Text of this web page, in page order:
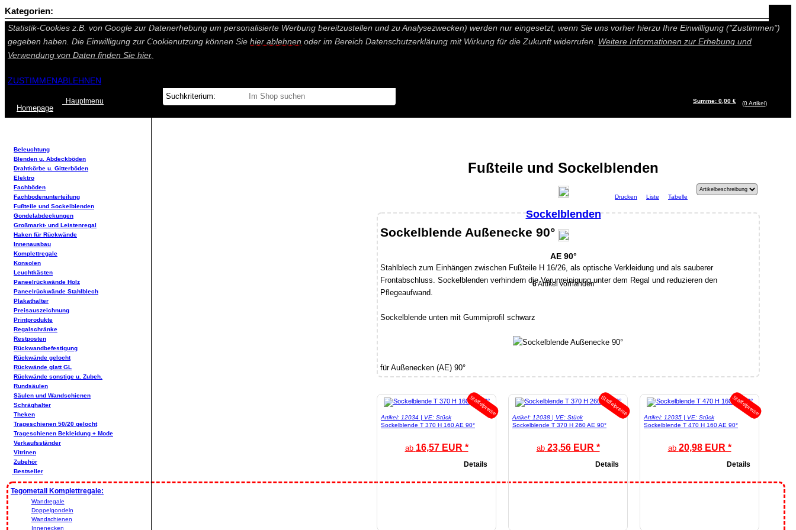
Auf dieser Seite werden technisch notwendige Cookies gesetzt. Technisch nicht notwendige Cookies und Statistik Funktionen, die Ihnen ein besseres und individuelleres Angebot bieten (Marketing- und
Statistik-Cookies z.B. von Google zur Datenerhebung um personalisierte Werbung bereitzustellen und zu Analysezwecken) werden nur eingesetzt, wenn Sie uns vorher hierzu Ihre Einwilligung ("Zustimmen")
gegeben haben. Die Einwilligung zur Cookienutzung können Sie hier ablehnen oder im Bereich Datenschutzerklärung mit Wirkung für die Zukunft widerrufen. Weitere Informationen zur Erhebung und
Verwendung von Daten finden Sie hier.
ZUSTIMMENABLEHNEN
Homepage
Hauptmenu Summe: 0,00 € (0Artikel)
Fußteile und Sockelblenden
Sockelblenden
AE 90°
6Artikel vorhanden
Drucken Liste Tabelle
Sockelblende Außenecke 90°
Stahlblech zum Einhängen zwischen Fußteile H 16/26, als optische Verkleidung und als sauberer
Frontabschluss. Sockelblenden verhindern die Verunreinigung unter dem Regal und reduzieren den
Pflegeaufwand.
Sockelblende unten mit Gummiprofil schwarz
für Außenecken (AE) 90°
Staffelpreise
Artikel: 12034 | VE: Stück
Sockelblende T 370 H 160 AE 90°
ab 16,57 EUR *
Details
Staffelpreise
Artikel: 12038 | VE: Stück
Sockelblende T 370 H 260 AE 90°
ab 23,56 EUR *
Details
Staffelpreise
Artikel: 12035 | VE: Stück
Sockelblende T 470 H 160 AE 90°
ab 20,98 EUR *
Details
Kategorien:
Beleuchtung
Blenden u. Abdeckböden
Drahtkörbe u. Gitterböden
Elektro
Fachböden
Fachbodenunterteilung
Fußteile und Sockelblenden
Gondelabdeckungen
Großmarkt- und Leistenregal
Haken für Rückwände
Innenausbau
Komplettregale
Konsolen
Leuchtkästen
Paneelrückwände Holz
Paneelrückwände Stahlblech
Plakathalter
Preisauszeichnung
Printprodukte
Regalschränke
Restposten
Rückwandbefestigung
Rückwände gelocht
Rückwände glatt GL
Rückwände sonstige u. Zubeh.
Rundsäulen
Säulen und Wandschienen
Schräghalter
Theken
Trageschienen 50/20 gelocht
Trageschienen Bekleidung + Mode
Verkaufsständer
Vitrinen
Zubehör
Bestseller
Tegometall Komplettregale:
Wandregale
Doppelgondeln
Wandschienen
Innenecken